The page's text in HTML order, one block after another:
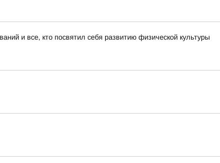
и все, кто посвятил себя развитию физической культуры